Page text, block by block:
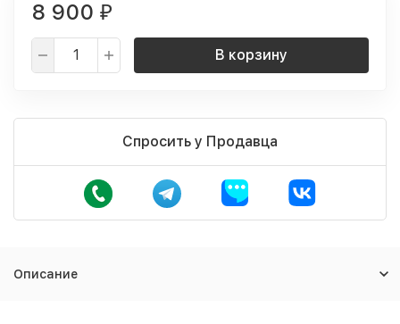
8 900 ₽
В корзину
Спросить у Продавца
Описание